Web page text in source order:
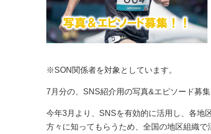
※SON関係者を対象としています。
7月分の、SNS紹介用の写真&エピソード募
今年3月より、SNSを有効的に活用し、各地
方々に知ってもらうため、全国の地区組織